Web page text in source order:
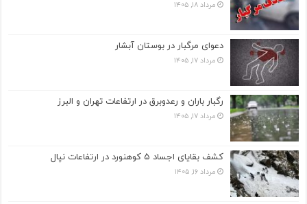
مرداد ۱۸, ۱۴۰۵
دعوای مرگبار در بوستان آبشار
مرداد ۱۷, ۱۴۰۵
رگبار باران و رعدوبرق در ارتفاعات تهران و البرز
مرداد ۱۷, ۱۴۰۵
کشف بقایای اجساد ۵ کوهنورد در ارتفاعات نپال
مرداد ۱۶, ۱۴۰۵